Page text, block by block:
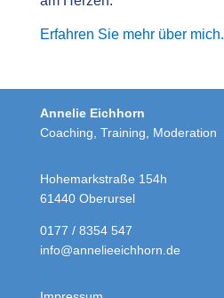
Erfahren Sie mehr über mich.
Annelie Eichhorn
Coaching, Training, Moderation
Hohemarkstraße 154h
61440 Oberursel
0177 / 8354 547
info@annelieeichhorn.de